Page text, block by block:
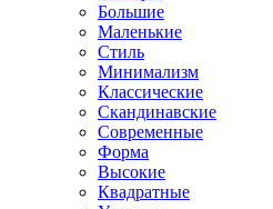
Большие
Маленькие
Стиль
Минимализм
Классические
Скандинавские
Современные
Форма
Высокие
Квадратные